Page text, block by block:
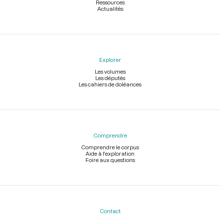
Ressources
Actualités
Explorer
Les volumes
Les députés
Les cahiers de doléances
Comprendre
Comprendre le corpus
Aide à l'exploration
Foire aux questions
Contact